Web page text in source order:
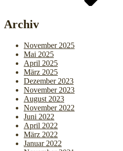
Archiv
November 2025
Mai 2025
April 2025
März 2025
Dezember 2023
November 2023
August 2023
November 2022
Juni 2022
April 2022
März 2022
Januar 2022